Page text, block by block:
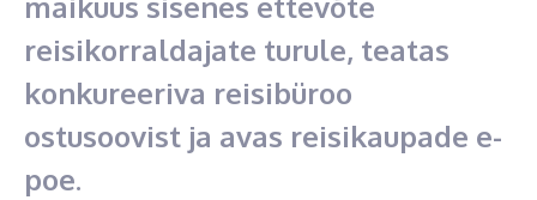
reisikorraldajate turule, teatas
konkureeriva reisibüroo
ostusoovist ja avas reisikaupade e-
poe.